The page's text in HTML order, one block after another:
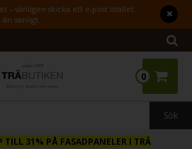
– vänligen skicka ett e-post istället.
vanligt.
0
TILL 31% PÅ FASADPANELER I TRÄ